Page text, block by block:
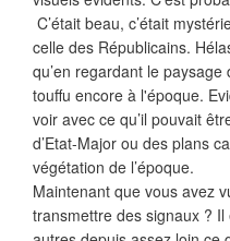
C’était beau, c’était
celle des Républicains.
qu’en regardant le paysage
touffu encore à l'époque.
voir avec ce qu’il pouvait
d’Etat-Major ou des plans
végétation de l’époque.
Maintenant que vous avez
transmettre des signaux ?